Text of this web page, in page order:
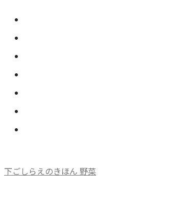
下ごしらえのきほん 野菜